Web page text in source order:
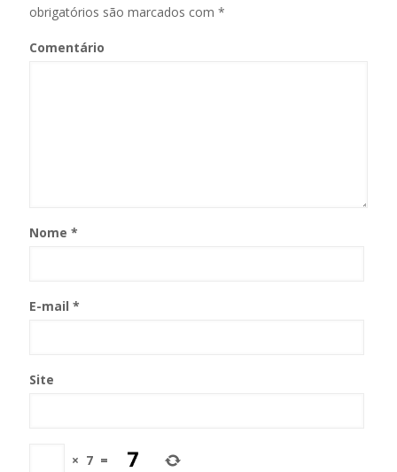
obrigatórios são marcados com *
Comentário
Nome *
E-mail *
Site
× 7 =